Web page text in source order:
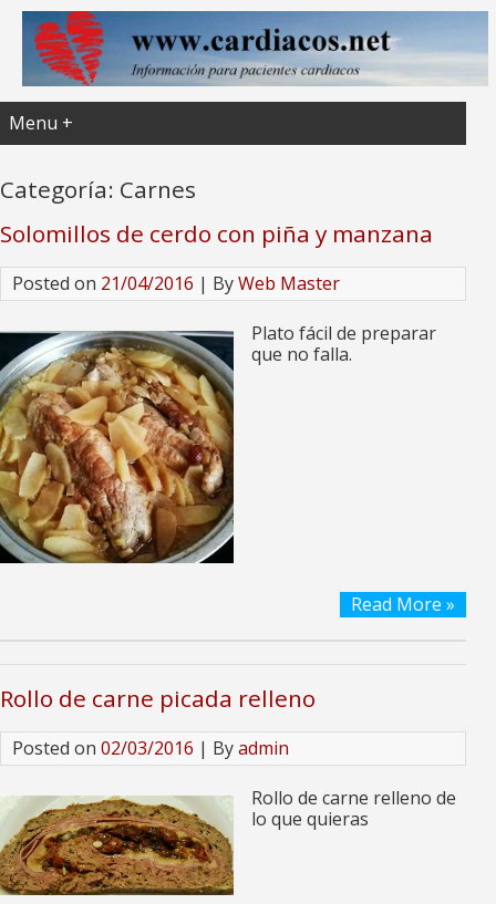
Menu +
Categoría: Carnes
Solomillos de cerdo con piña y manzana
Posted on 21/04/2016 | ByWeb Master
Plato fácil de preparar
que no falla.
Read More »
Rollo de carne picada relleno
Posted on 02/03/2016 | Byadmin
Rollo de carne relleno de
lo que quieras